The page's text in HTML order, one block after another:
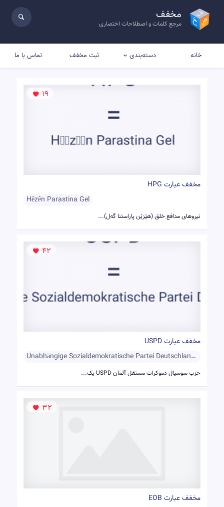
مخفف
مرجع کلمات و اصطلاحات اختصاری
خانه دسته‌بندی ثبت مخفف تماس با ما
19
مخفف عبارت HPG
Hêzên Parastina Gel
نیروهای مدافع خلق (هێزێن پاراستنا گه‌ل)...
42
مخفف عبارت USPD
Unabhängige Sozialdemokratische Partei Deutschlands
حزب سوسیال دموکرات مستقل آلمان USPD یک...
32
مخفف عبارت EOB